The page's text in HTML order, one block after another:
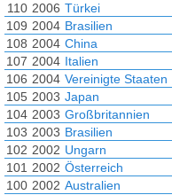
110 2006 Türkei
109 2004 Brasilien
108 2004 China
107 2004 Italien
106 2004 Vereinigte Staaten
105 2003 Japan
104 2003 Großbritannien
103 2003 Brasilien
102 2002 Ungarn
101 2002 Österreich
100 2002 Australien